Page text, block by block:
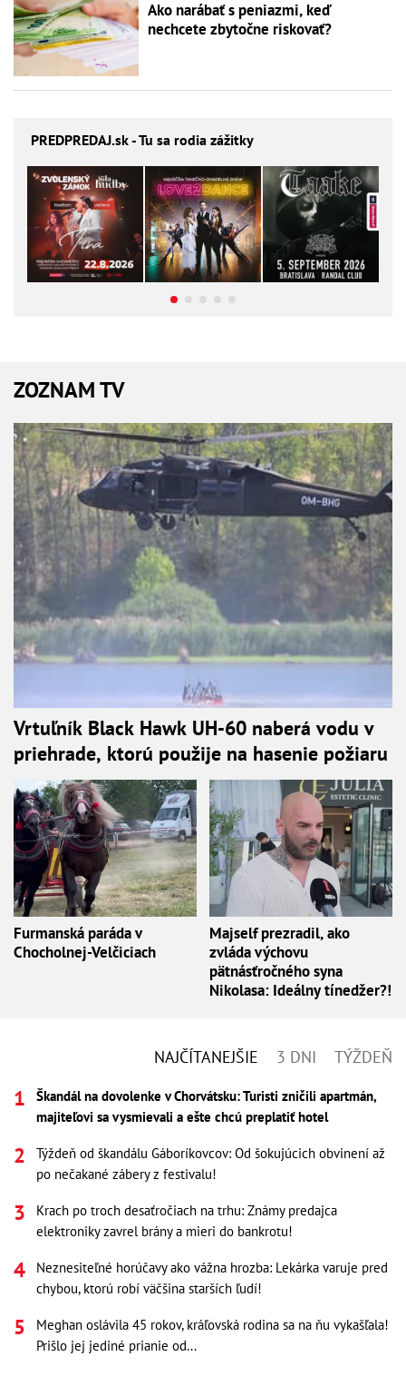
Ako narábať s peniazmi, keď
nechcete zbytočne riskovať?
PREDPREDAJ.sk - Tu sa rodia zážitky
ZOZNAM TV
Vrtuľník Black Hawk UH-60 naberá vodu v
priehrade, ktorú použije na hasenie požiaru
Furmanská paráda v
Chocholnej-Velčiciach
Majself prezradil, ako
zvláda výchovu
pätnásťročného syna
Nikolasa: Ideálny tínedžer?!
NAJČÍTANEJŠIE 3 DNI TÝŽDEŇ
Škandál na dovolenke v Chorvátsku: Turisti zničili apartmán,
majiteľovi sa vysmievali a ešte chcú preplatiť hotel
Týždeň od škandálu Gáboríkovcov: Od šokujúcich obvinení až
po nečakané zábery z festivalu!
Krach po troch desaťročiach na trhu: Známy predajca
elektroniky zavrel brány a mieri do bankrotu!
Neznesiteľné horúčavy ako vážna hrozba: Lekárka varuje pred
chybou, ktorú robí väčšina starších ľudí!
Meghan oslávila 45 rokov, kráľovská rodina sa na ňu vykašľala!
Prišlo jej jediné prianie od...